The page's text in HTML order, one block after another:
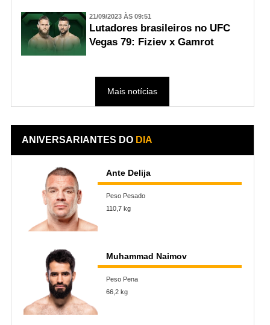
21/09/2023 ÀS 09:51
Lutadores brasileiros no UFC
Vegas 79: Fiziev x Gamrot
Mais notícias
ANIVERSARIANTES DO DIA
Ante Delija
Peso Pesado
110,7 kg
Muhammad Naimov
Peso Pena
66,2 kg